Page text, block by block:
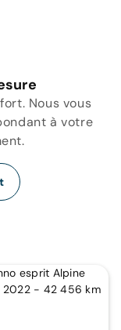
Nous vous
à votre